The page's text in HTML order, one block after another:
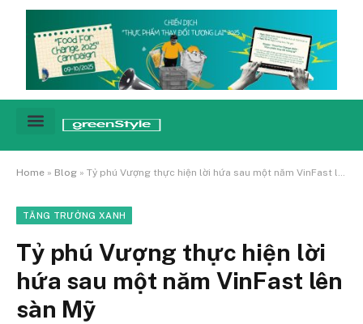
Home » Blog » Tỷ phú Vượng thực hiện lời hứa sau một năm VinFast lên sàn Mỹ
TĂNG TRƯỞNG XANH
Tỷ phú Vượng thực hiện lời
hứa sau một năm VinFast lên
sàn Mỹ